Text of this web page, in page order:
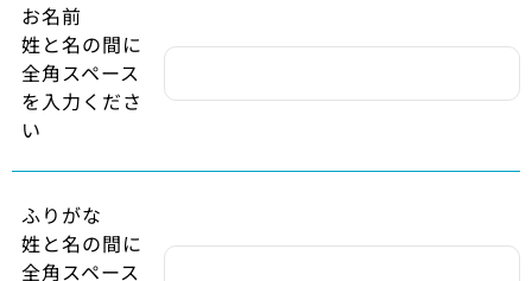
お名前
姓と名の間に
全角スペース
を入力くださ
い
ふりがな
姓と名の間に
全角スペース